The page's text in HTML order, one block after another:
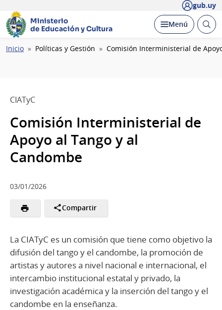
gub.uy
Ministerio
de Educación y Cultura
Desplegar
Menú Abrir
Ruta
Inicio Políticas y Gestión Comisión Interministerial de
CIATyC
Comisión Interministerial de
Apoyo al Tango y al
Candombe
03/01/2026
Compartir
La CIATyC es un comisión que tiene como objetivo la
difusión del tango y el candombe, la promoción de
artistas y autores a nivel nacional e internacional, el
intercambio institucional estatal y privado, la
investigación académica y la inserción del tango y el
candombe en la enseñanza.